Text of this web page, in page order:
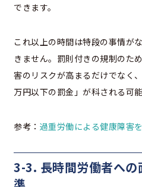
できます。
これ以上の時間は特段の事情が
きません。罰則付きの規制のた
害のリスクが高まるだけでなく
万円以下の罰金」が科される可
参考： 過重労働による健康障害
3-3. 長時間労働者へ